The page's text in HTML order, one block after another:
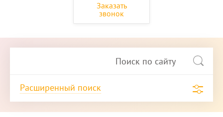
Заказать
звонок
Расширенный поиск